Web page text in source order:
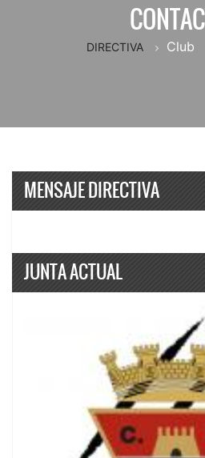
DIRECTIVA Club
MENSAJE DIRECTIVA
JUNTA ACTUAL